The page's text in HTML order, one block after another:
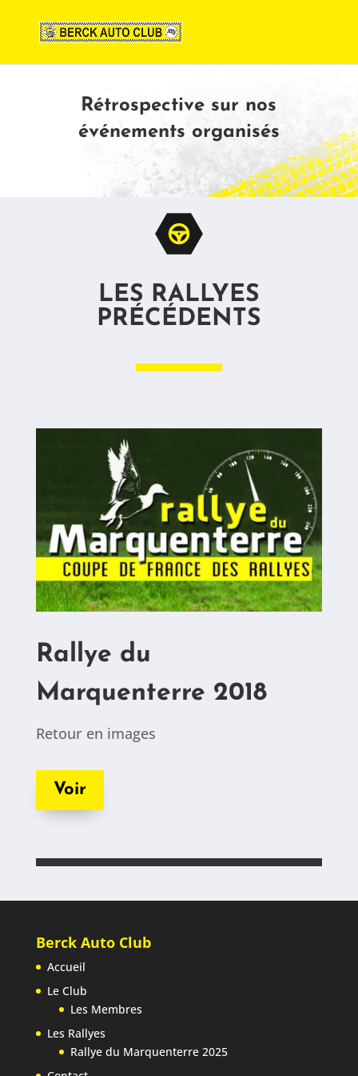
Rétrospective sur nos
événements organisés
LES RALLYES
PRÉCÉDENTS
Rallye du
Marquenterre 2018
Retour en images
Voir
Berck Auto Club
Accueil
Le Club
Les Membres
Les Rallyes
Rallye du Marquenterre 2025